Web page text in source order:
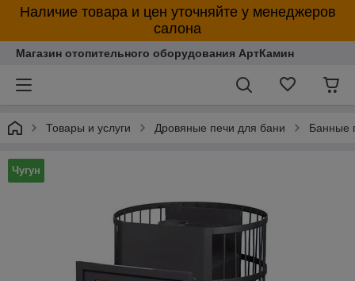
Наличие товара и цен уточняйте у менеджеров
салона
Магазин отопительного оборудования АртКамин
Товары и услуги Дровяные печи для бани Банные
Чугун